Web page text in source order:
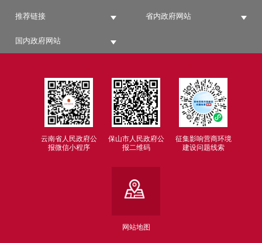
推荐链接 省内政府网站
国内政府网站
云南省人民政府公
报微信小程序
保山市人民政府公
报二维码
征集影响营商环境
建设问题线索
网站地图